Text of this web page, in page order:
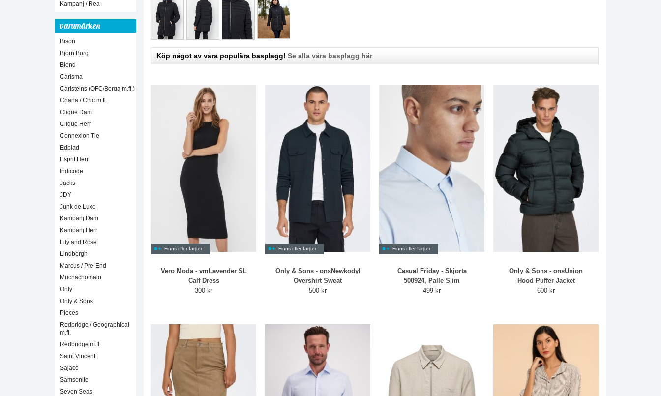
Kampanj / Rea
varumärken
Bison
Björn Borg
Blend
Carisma
Carlsteins (OFC/Berga m.fl.)
Chana / Chic m.fl.
Clique Dam
Clique Herr
Connexion Tie
Edblad
Esprit Herr
Indicode
Jacks
JDY
Junk de Luxe
Kampanj Dam
Kampanj Herr
Lily and Rose
Lindbergh
Marcus / Pre-End
Muchachomalo
Only
Only & Sons
Pieces
Redbridge / Geographical
m.fl.
Redbridge m.fl.
Saint Vincent
Sajaco
Samsonite
Seven Seas
Köp något av våra populära basplagg! Se alla våra basplagg här
Finns i fler färger
Vero Moda - vmLavender SL
Calf Dress
300 kr
Finns i fler färger
Only & Sons - onsNewkodyl
Overshirt Sweat
500 kr
Finns i fler färger
Casual Friday - Skjorta
500924, Palle Slim
499 kr
Only & Sons - onsUnion
Hood Puffer Jacket
600 kr